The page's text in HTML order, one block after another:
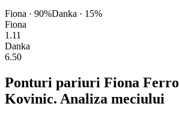
Fiona · 90%Danka · 15%
Fiona
1.11
Danka
6.50
Ponturi pariuri Fiona Ferro
Kovinic. Analiza meciului